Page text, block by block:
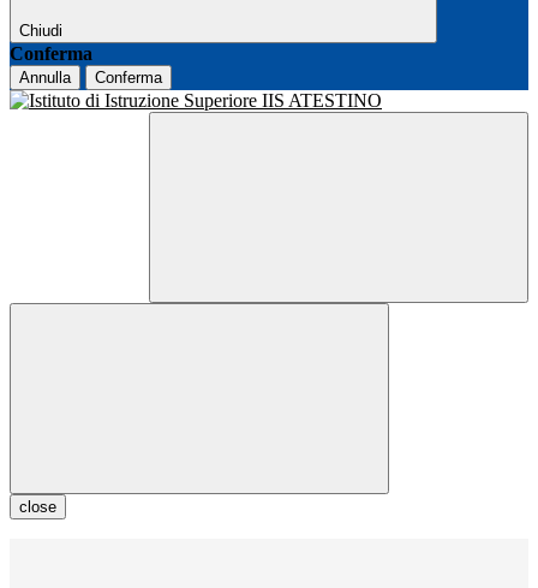
Chiudi
Conferma
Annulla Conferma
close